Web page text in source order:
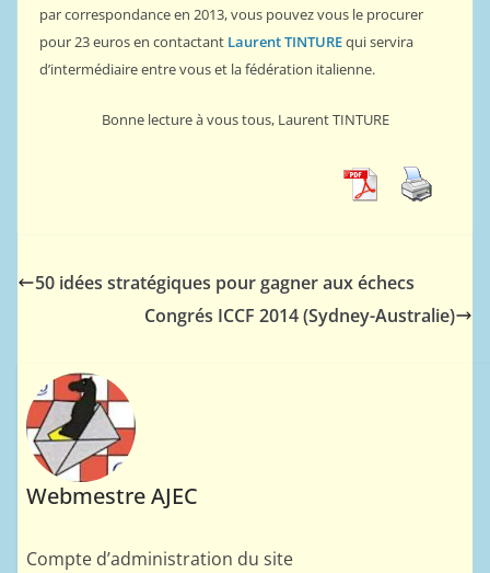
par correspondance en 2013, vous pouvez vous le procurer
pour 23 euros en contactant Laurent TINTUREqui servira
d’intermédiaire entre vous et la fédération italienne.
Bonne lecture à vous tous, Laurent TINTURE
50 idées stratégiques pour gagner aux échecs
Congrés ICCF 2014 (Sydney-Australie)
Webmestre AJEC
Compte d’administration du site